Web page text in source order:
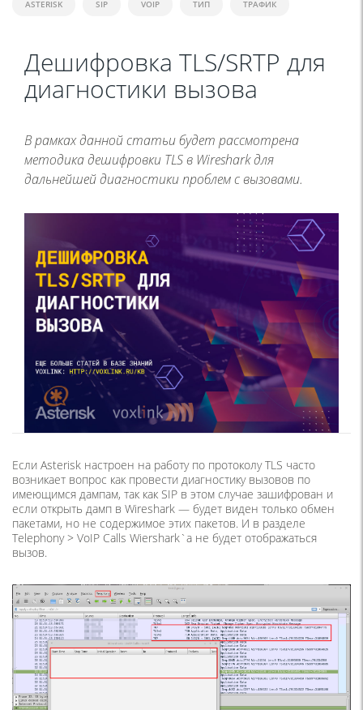
ASTERISK SIP VOIP ТИП ТРАФИК
Дешифровка TLS/SRTP для
диагностики вызова
В рамках данной статьи будет рассмотрена
методика дешифровки TLS в Wireshark для
дальнейшей диагностики проблем с вызовами.
Если Asterisk настроен на работу по протоколу TLS часто
возникает вопрос как провести диагностику вызовов по
имеющимся дампам, так как SIP в этом случае зашифрован и
если открыть дамп в Wireshark — будет виден только обмен
пакетами, но не содержимое этих пакетов. И в разделе
Telephony > VoIP Calls Wiershark`а не будет отображаться
вызов.